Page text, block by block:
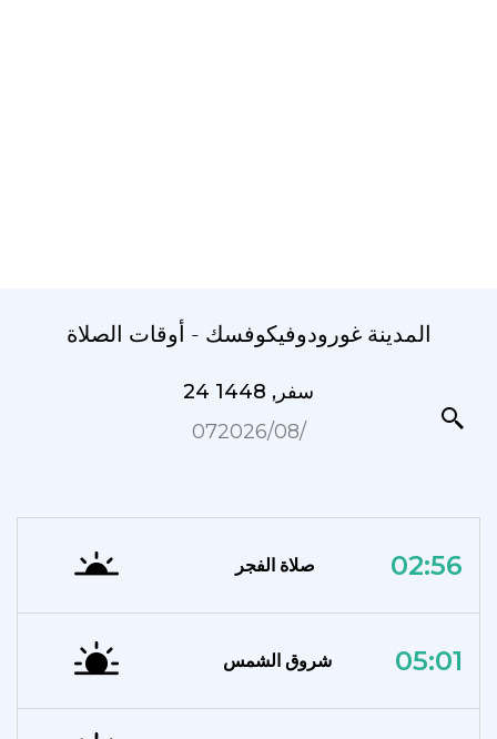
المدينة غورودوفيكوفسك - أوقات الصلاة
24 سفر, 1448
07‏/08‏/2026
صلاة الفجر 02:56
شروق الشمس 05:01